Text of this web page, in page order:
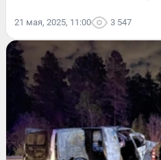
21 мая, 2025, 11:00 3 547